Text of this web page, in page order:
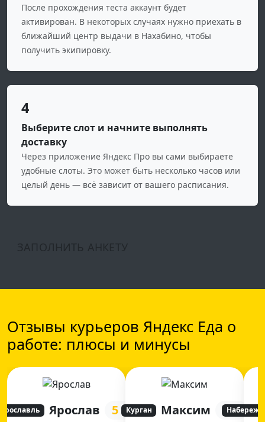
После прохождения теста аккаунт будет
активирован. В некоторых случаях нужно приехать в
ближайший центр выдачи в Нахабино, чтобы
получить экипировку.
4
Выберите слот и начните выполнять
доставку
Через приложение Яндекс Про вы сами выбираете
удобные слоты. Это может быть несколько часов или
целый день — всё зависит от вашего расписания.
ЗАПОЛНИТЬ АНКЕТУ
Отзывы курьеров Яндекс Еда о
работе: плюсы и минусы
Ярославль Ярослав 5 Курган Максим 5